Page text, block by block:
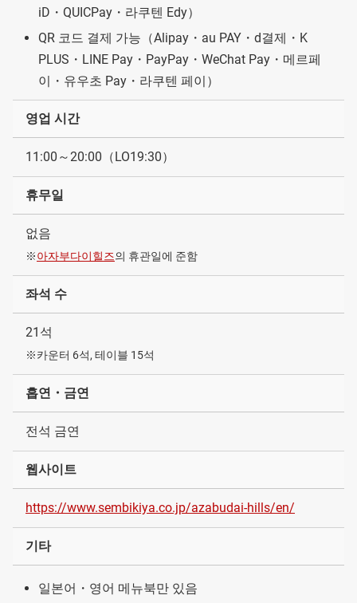
iD・QUICPay・라쿠텐 Edy）
QR 코드 결제 가능（Alipay・au PAY・d결제・K
PLUS・LINE Pay・PayPay・WeChat Pay・메르페
이・유우초 Pay・라쿠텐 페이）
영업 시간
11:00～20:00（LO19:30）
휴무일
없음
※아자부다이힐즈의 휴관일에 준함
좌석 수
21석
※카운터 6석, 테이블 15석
흡연・금연
전석 금연
웹사이트
https://www.sembikiya.co.jp/azabudai-hills/en/
기타
일본어・영어 메뉴북만 있음